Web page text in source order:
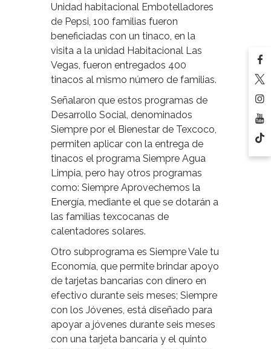
Unidad habitacional Embotelladores
de Pepsi, 100 familias fueron
beneficiadas con un tinaco, en la
visita a la unidad Habitacional Las
Vegas, fueron entregados 400
tinacos al mismo número de familias.
Señalaron que estos programas de
Desarrollo Social, denominados
Siempre por el Bienestar de Texcoco,
permiten aplicar con la entrega de
tinacos el programa Siempre Agua
Limpia, pero hay otros programas
como: Siempre Aprovechemos la
Energía, mediante el que se dotarán a
las familias texcocanas de
calentadores solares.
Otro subprograma es Siempre Vale tu
Economía, que permite brindar apoyo
de tarjetas bancarias con dinero en
efectivo durante seis meses; Siempre
con los Jóvenes, está diseñado para
apoyar a jóvenes durante seis meses
con una tarjeta bancaria y el quinto